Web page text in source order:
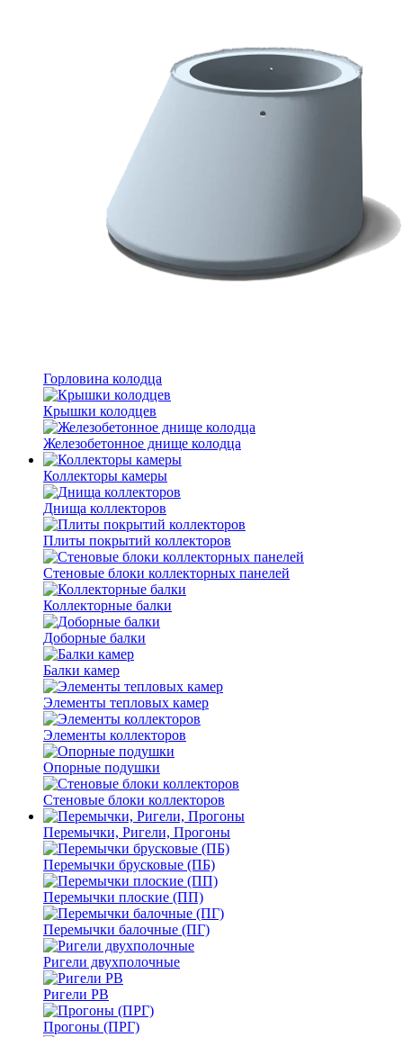
Горловина колодца
Крышки колодцев
Железобетонное днище колодца
Коллекторы камеры
Днища коллекторов
Плиты покрытий коллекторов
Стеновые блоки коллекторных панелей
Коллекторные балки
Доборные балки
Балки камер
Элементы тепловых камер
Элементы коллекторов
Опорные подушки
Стеновые блоки коллекторов
Перемычки, Ригели, Прогоны
Перемычки брусковые (ПБ)
Перемычки плоские (ПП)
Перемычки балочные (ПГ)
Ригели двухполочные
Ригели РВ
Прогоны (ПРГ)